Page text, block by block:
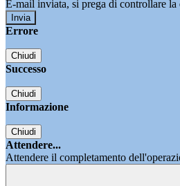
E-mail inviata, si prega di controllare la
Errore
Chiudi
Successo
Chiudi
Informazione
Chiudi
Attendere...
Attendere il completamento